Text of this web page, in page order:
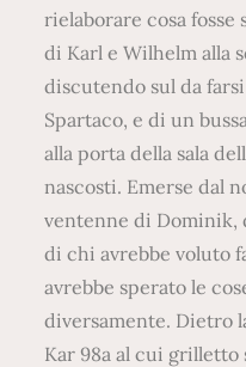
rielaborare cosa fosse
di Karl e Wilhelm alla
discutendo sul da
Spartaco, e di un
alla porta della sala
nascosti. Emerse dal
ventenne di Dominik,
di chi avrebbe voluto
avrebbe sperato le
diversamente. Dietro
Kar 98a al cui grilletto